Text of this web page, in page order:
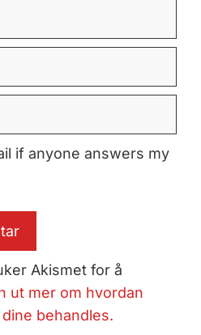
if anyone answers my
Akismet for å
ut mer om hvordan
behandles.